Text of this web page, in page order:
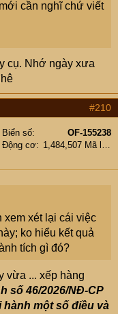
là vô trách
dùng xăng khoáng
cả máy phát
cần nghĩ chứ viết
cụ. Nhớ ngày xưa
#210
Biển số
OF-155238
Động cơ
1,484,507 Mã lực
xem xét lại cái việc
ko hiểu kết quả
tích gì đó?
vừa ... xếp hàng
số 46/2026/NĐ-CP
một số điều và